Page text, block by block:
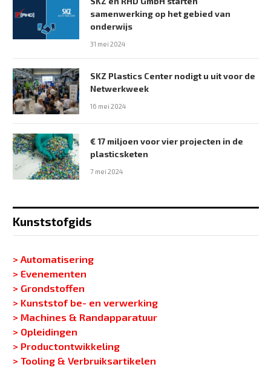
samenwerking op het gebied van
onderwijs
31 mei 2024
SKZ Plastics Center nodigt u uit voor de
Netwerkweek
16 mei 2024
€ 17 miljoen voor vier projecten in de
plasticsketen
7 mei 2024
Kunststofgids
> Automatisering
> Evenementen
> Grondstoffen
> Kunststof be- en verwerking
> Machines & Randapparatuur
> Opleidingen
> Productontwikkeling
> Tooling & Verbruiksartikelen